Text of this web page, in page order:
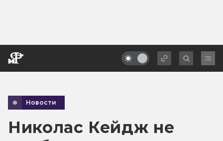
Новости
Николас Кейдж не